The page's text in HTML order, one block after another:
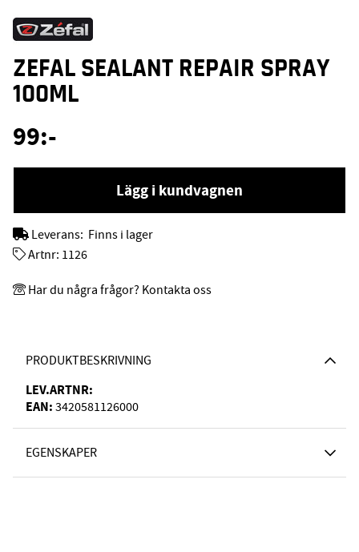
PRODUKTBESKRIVNING
LEV.ARTNR:
EAN: 3420581126000
EGENSKAPER
ZEFAL SEALANT REPAIR SPRAY
100ML
99:-
Lägg i kundvagnen
Leverans: Finns i lager
Artnr: 1126
Har du några frågor? Kontakta oss